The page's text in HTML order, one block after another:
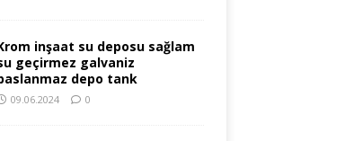
inşaat su deposu sağlam
geçirmez galvaniz
depo tank
09.06.2024 0